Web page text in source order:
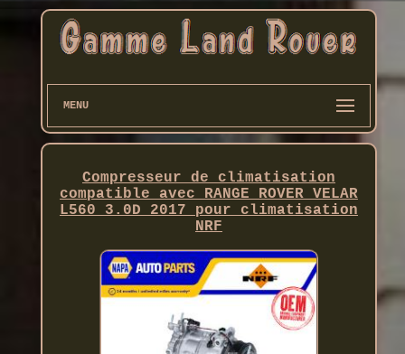
MENU
Compresseur de climatisation
compatible avec RANGE ROVER VELAR
L560 3.0D 2017 pour climatisation
NRF